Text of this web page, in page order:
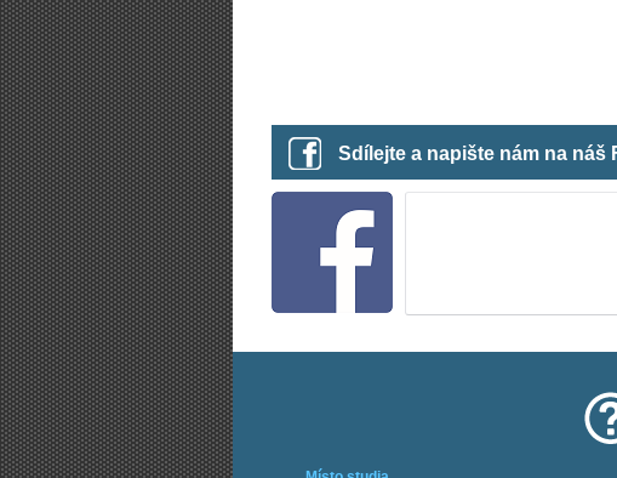
Sdílejte a napište nám na náš